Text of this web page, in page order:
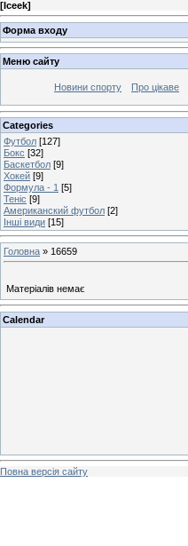
[Iceek]
Форма входу
Меню сайту
Новини спорту Про цікаве
Categories
Футбол [127]
Бокс [32]
Баскетбол [9]
Хокей [9]
Формула - 1 [5]
Теніс [9]
Американский футбол [2]
Інші види [15]
Головна » 16659
Матеріалів немає
Calendar
Повна версія сайту